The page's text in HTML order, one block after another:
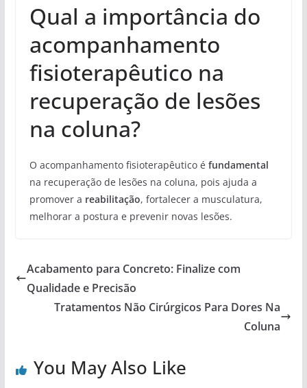
Qual a importância do
acompanhamento
fisioterapêutico na
recuperação de lesões
na coluna?
O acompanhamento fisioterapêutico é fundamental
na recuperação de lesões na coluna, pois ajuda a
promover a reabilitação, fortalecer a musculatura,
melhorar a postura e prevenir novas lesões.
Acabamento para Concreto: Finalize com
Qualidade e Precisão
Tratamentos Não Cirúrgicos Para Dores Na
Coluna
You May Also Like